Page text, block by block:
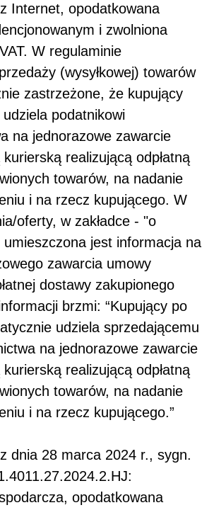
Internet, opodatkowana
i zwolniona
W regulaminie
(wysyłkowej) towarów
zastrzeżone, że kupujący
podatnikowi
na jednorazowe zawarcie
realizującą odpłatną
towarów, na nadanie
i na rzecz kupującego. W
oferty, w zakładce - "o
jest informacja na
zawarcia umowy
dostawy zakupionego
brzmi: “Kupujący po
udziela sprzedającemu
na jednorazowe zawarcie
realizującą odpłatną
towarów, na nadanie
i na rzecz kupującego.”
dnia 28 marca 2024 r., sygn.
opodatkowana